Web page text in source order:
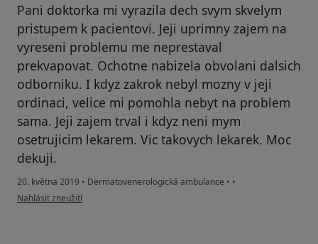
Pani doktorka mi vyrazila dech svym skvelym
pristupem k pacientovi. Jeji uprimny zajem na
vyreseni problemu me neprestaval
prekvapovat. Ochotne nabizela obvolani dalsich
odborniku. I kdyz zakrok nebyl mozny v jeji
ordinaci, velice mi pomohla nebyt na problem
sama. Jeji zajem trval i kdyz neni mym
osetrujicim lekarem. Vic takovych lekarek. Moc
dekuji.
20. května 2019 • Dermatovenerologická ambulance • •
podle názoru uživatele Váš účet byl odstraněn
Nahlásit zneužití